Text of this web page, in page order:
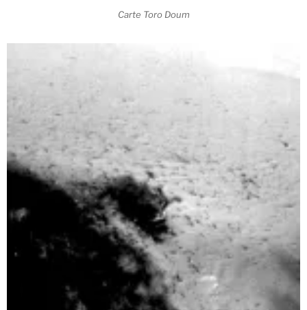
Carte Toro Doum